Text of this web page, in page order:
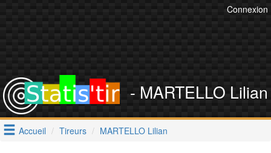
Connexion
- MARTELLO Lilian
Accueil Tireurs MARTELLO Lilian